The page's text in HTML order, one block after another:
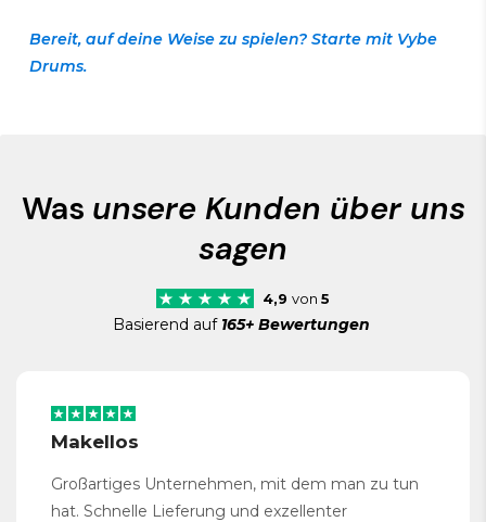
Bereit, auf deine Weise zu spielen? Starte mit Vybe
Drums.
Was unsere Kunden über uns
sagen
4,9 von 5
Basierend auf 165+ Bewertungen
Makellos
Großartiges Unternehmen, mit dem man zu tun
hat. Schnelle Lieferung und exzellenter